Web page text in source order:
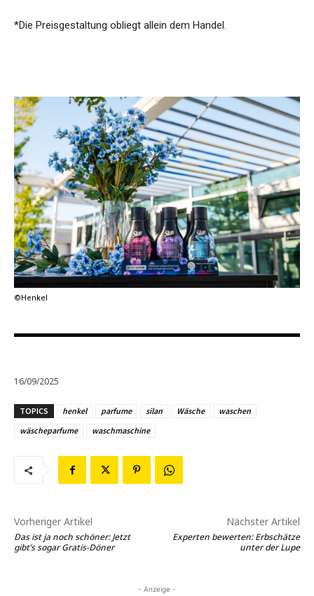
*Die Preisgestaltung obliegt allein dem Handel.
©Henkel
16/09/2025
TOPICS henkel parfume silan Wäsche
waschen
wäscheparfume
waschmaschine
Vorheriger Artikel
Das ist ja noch schöner: Jetzt
gibt’s sogar Gratis-Döner
Nächster Artikel
Experten bewerten: Erbschätze
unter der Lupe
- Anzeige -